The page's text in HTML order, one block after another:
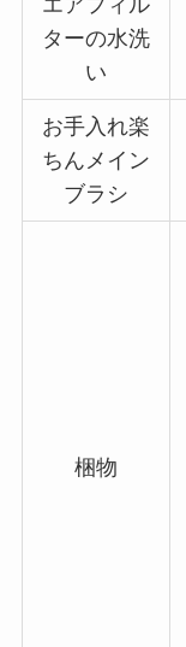
エアフィル
ターの水洗
い
お手入れ楽
ちんメイン
ブラシ
梱物